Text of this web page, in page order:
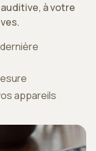
à votre
appareils